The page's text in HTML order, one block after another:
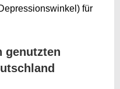
für
genutzten